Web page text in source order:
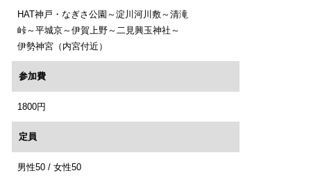
HAT神戸・なぎさ公園～淀川河川敷～清滝
峠～平城京～伊賀上野～二見興玉神社～
伊勢神宮（内宮付近）
参加費
1800円
定員
男性50 / 女性50